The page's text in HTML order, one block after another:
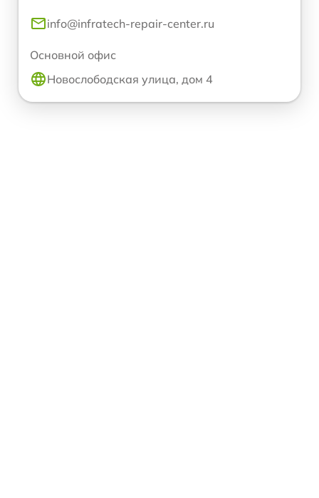
info@infratech-repair-center.ru
Основной офис
Новослободская улица, дом 4